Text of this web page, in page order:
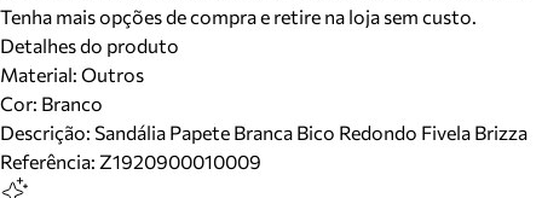
Tenha mais opções de compra e retire na loja sem custo.
Detalhes do produto
Material: Outros
Cor: Branco
Descrição: Sandália Papete Branca Bico Redondo Fivela Brizza
Referência: Z1920900010009